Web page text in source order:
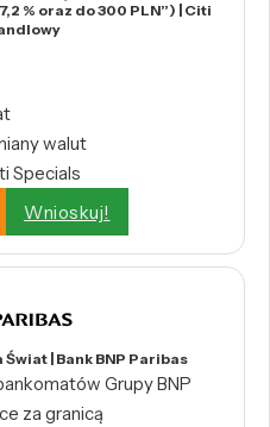
% oraz do 300 PLN”) | Citi
walut
Specials
Wnioskuj!
| Bank BNP Paribas
Grupy BNP
za granicą